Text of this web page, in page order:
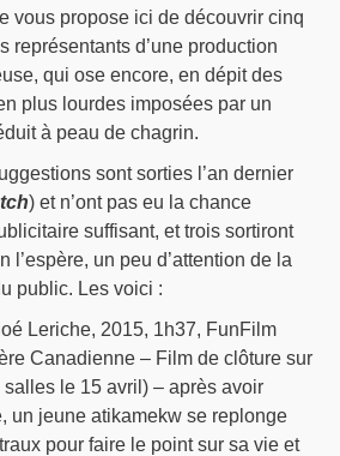
vous propose ici de découvrir cinq
représentants d’une production
qui ose encore, en dépit des
plus lourdes imposées par un
à peau de chagrin.
sont sorties l’an dernier
) et n’ont pas eu la chance
suffisant, et trois sortiront
l’espère, un peu d’attention de la
public. Les voici :
Leriche, 2015, 1h37, FunFilm
Canadienne – Film de clôture sur
le 15 avril) – après avoir
un jeune atikamekw se replonge
pour faire le point sur sa vie et